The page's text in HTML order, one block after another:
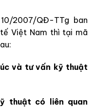
2007/QĐ-TTg ban
Việt Nam thì tại mã
và tư vấn kỹ thuật
thuật có liên quan